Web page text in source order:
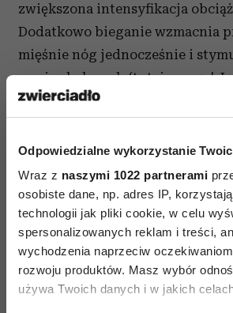
Odpowiedzialne wykorzystanie
Wraz z naszymi 1022 partnerami
osobiste dane, np. adres IP,
technologii jak pliki cookie, w celu
spersonalizowanych reklam i treści,
wychodzenia naprzeciw
rozwoju produktów. Masz wybór
używa Twoich danych i w jakich
zwiększona intensyfikacja
Dodatkowo bieganie wzmacnia
mięśnie nóg jednocześnie i
mazi w kolanach (tutaj uwaga!
nawet wolnego, niemęczącego
się skonsultować z ortopedą. Nie
bieganie może zaszkodzić, ale
się dziać w nich coś niedobrego
podczas lekkiego biegu jest
objawem, który powinien
lekarza, zanim stanie się coś
Bieganie jest też o tyle dobre , że